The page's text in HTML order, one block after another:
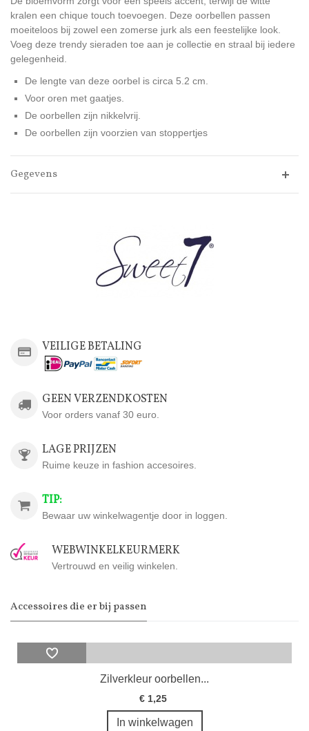
kralen een chique touch toevoegen. Deze oorbellen passen
moeiteloos bij zowel een zomerse jurk als een feestelijke look.
Voeg deze trendy sieraden toe aan je collectie en straal bij iedere
gelegenheid.
De lengte van deze oorbel is circa 5.2 cm.
Voor oren met gaatjes.
De oorbellen zijn nikkelvrij.
De oorbellen zijn voorzien van stoppertjes
Gegevens
VEILIGE BETALING
GEEN VERZENDKOSTEN
Voor orders vanaf 30 euro.
LAGE PRIJZEN
Ruime keuze in fashion accesoires.
TIP:
Bewaar uw winkelwagentje door in loggen.
WEBWINKELKEURMERK
Vertrouwd en veilig winkelen.
Accessoires die er bij passen
Zilverkleur oorbellen...
€ 1,25
In winkelwagen